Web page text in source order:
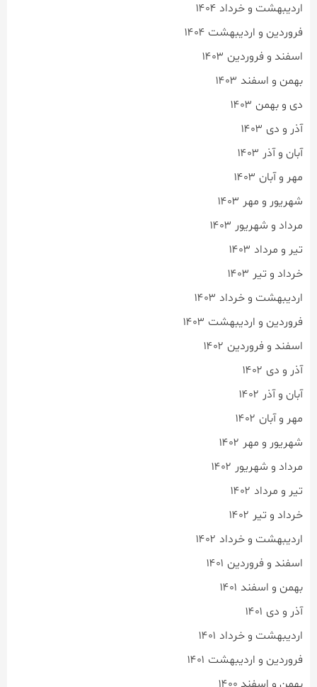
اردیبهشت و خرداد ۱۴۰۴
فروردین و اردیبهشت ۱۴۰۴
اسفند و فروردین ۱۴۰۳
بهمن و اسفند ۱۴۰۳
دی و بهمن ۱۴۰۳
آذر و دی ۱۴۰۳
آبان و آذر ۱۴۰۳
مهر و آبان ۱۴۰۳
شهریور و مهر ۱۴۰۳
مرداد و شهریور ۱۴۰۳
تیر و مرداد ۱۴۰۳
خرداد و تیر ۱۴۰۳
اردیبهشت و خرداد ۱۴۰۳
فروردین و اردیبهشت ۱۴۰۳
اسفند و فروردین ۱۴۰۲
آذر و دی ۱۴۰۲
آبان و آذر ۱۴۰۲
مهر و آبان ۱۴۰۲
شهریور و مهر ۱۴۰۲
مرداد و شهریور ۱۴۰۲
تیر و مرداد ۱۴۰۲
خرداد و تیر ۱۴۰۲
اردیبهشت و خرداد ۱۴۰۲
اسفند و فروردین ۱۴۰۱
بهمن و اسفند ۱۴۰۱
آذر و دی ۱۴۰۱
اردیبهشت و خرداد ۱۴۰۱
فروردین و اردیبهشت ۱۴۰۱